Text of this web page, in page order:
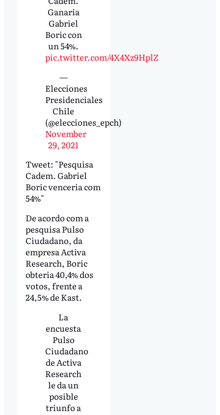
Ganaría
Gabriel
Boric con
un 54%.
pic.twitter.com/4X4Xz9HplZ
—
Elecciones
Presidenciales
Chile
(@elecciones_epch)
November
29, 2021
Tweet: "Pesquisa
Cadem. Gabriel
Boric venceria com
54%"
De acordo com a
pesquisa Pulso
Ciudadano, da
empresa Activa
Research, Boric
obteria 40,4% dos
votos, frente a
24,5% de Kast.
La
encuesta
Pulso
Ciudadano
de Activa
Research
le da un
posible
triunfo a